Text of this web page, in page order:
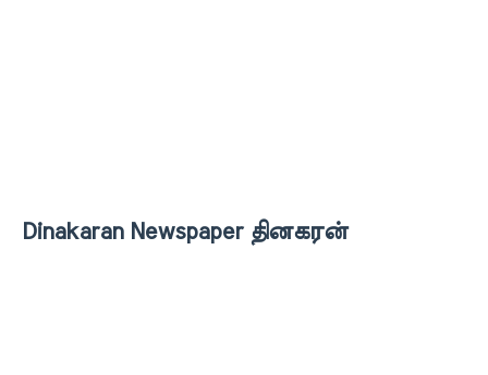
Dinakaran Newspaper தினகரன்